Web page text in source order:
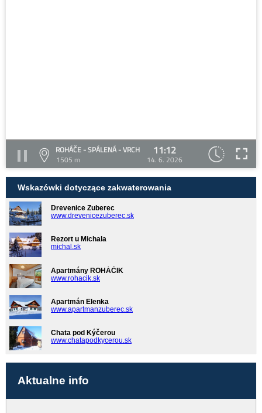
ROHÁČE - SPÁLENÁ - VRCH
1505 m
11:12
14. 6. 2026
Wskazówki dotyczące zakwaterowania
Drevenice Zuberec
www.drevenicezuberec.sk
Rezort u Michala
michal.sk
Apartmány ROHÁČIK
www.rohacik.sk
Apartmán Elenka
www.apartmanzuberec.sk
Chata pod Kýčerou
www.chatapodkycerou.sk
Aktualne info